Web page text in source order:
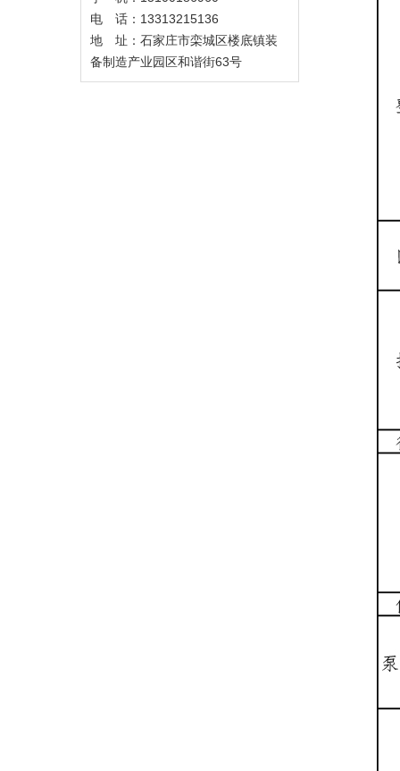
电 话：13313215136
地 址：石家庄市栾城区楼底镇装
备制造产业园区和谐街63号